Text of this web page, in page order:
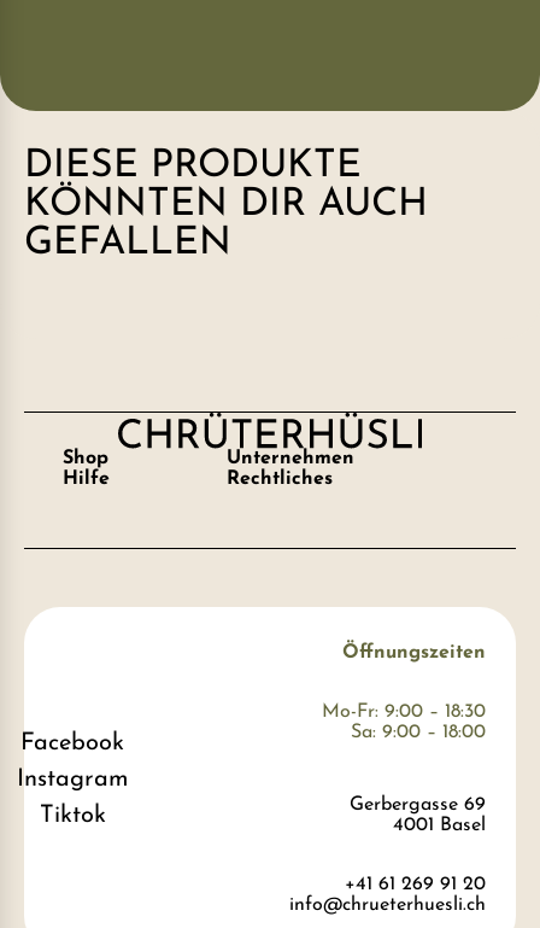
DIESE PRODUKTE
KÖNNTEN DIR AUCH
GEFALLEN
Shop
Unternehmen
Hilfe
Rechtliches
Öffnungszeiten
Mo-Fr: 9:00 – 18:30
Sa: 9:00 – 18:00
Gerbergasse 69
4001 Basel
+41 61 269 91 20
info@chrueterhuesli.ch
Facebook
Instagram
Tiktok